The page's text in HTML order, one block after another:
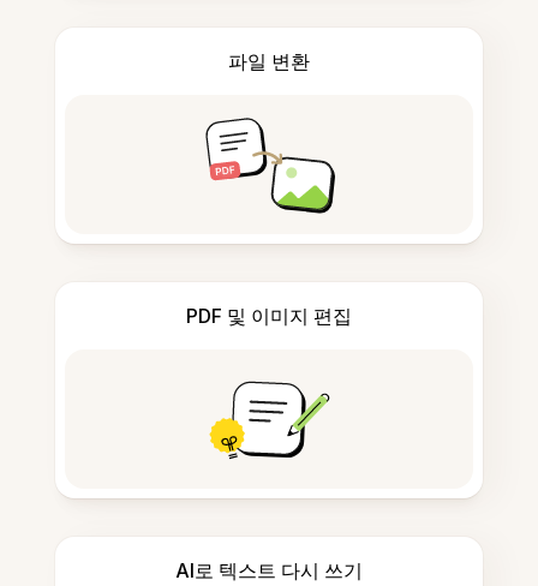
파일 변환
PDF 및 이미지 편집
AI로 텍스트 다시 쓰기